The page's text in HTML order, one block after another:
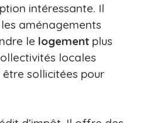
intéressante. Il
aménagements
le logement plus
locales
sollicitées pour